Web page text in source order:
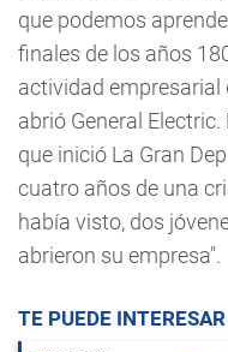
que podemos
finales de los años
actividad empresarial
abrió General
que inició La Gran
cuatro años de una
había visto, dos
abrieron su empresa".
TE PUEDE INTERESAR